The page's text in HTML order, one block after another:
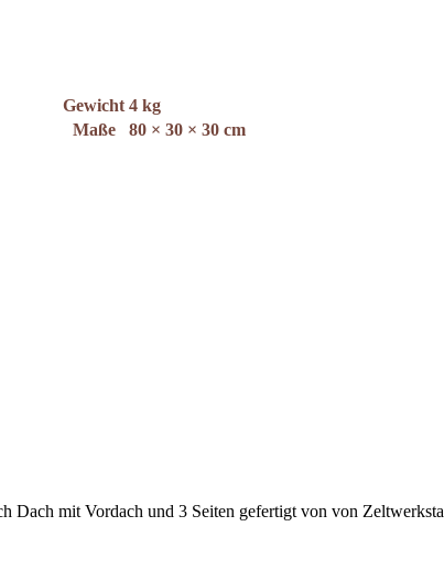
Gewicht 4 kg
Maße
80 × 30 × 30 cm
mit Vordach und 3 Seiten gefertigt von von